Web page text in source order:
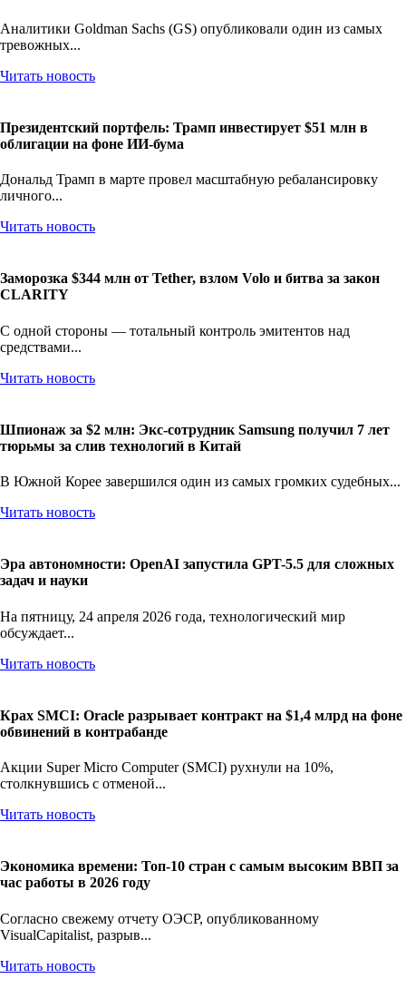
Аналитики Goldman Sachs (GS) опубликовали один из самых
тревожных...
Читать новость
Президентский портфель: Трамп инвестирует $51 млн в
облигации на фоне ИИ-бума
Дональд Трамп в марте провел масштабную ребалансировку
личного...
Читать новость
Заморозка $344 млн от Tether, взлом Volo и битва за закон
CLARITY
С одной стороны — тотальный контроль эмитентов над
средствами...
Читать новость
Шпионаж за $2 млн: Экс-сотрудник Samsung получил 7 лет
тюрьмы за слив технологий в Китай
В Южной Корее завершился один из самых громких судебных...
Читать новость
Эра автономности: OpenAI запустила GPT-5.5 для сложных
задач и науки
На пятницу, 24 апреля 2026 года, технологический мир
обсуждает...
Читать новость
Крах SMCI: Oracle разрывает контракт на $1,4 млрд на фоне
обвинений в контрабанде
Акции Super Micro Computer (SMCI) рухнули на 10%,
столкнувшись с отменой...
Читать новость
Экономика времени: Топ-10 стран с самым высоким ВВП за
час работы в 2026 году
Согласно свежему отчету ОЭСР, опубликованному
VisualCapitalist, разрыв...
Читать новость